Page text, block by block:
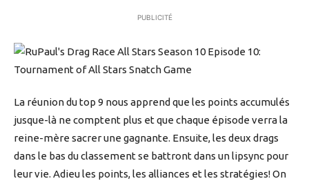
PUBLICITÉ
La réunion du top 9 nous apprend que les points accumulés
jusque-là ne comptent plus et que chaque épisode verra la
reine-mère sacrer une gagnante. Ensuite, les deux drags
dans le bas du classement se battront dans un lipsync pour
leur vie. Adieu les points, les alliances et les stratégies! On